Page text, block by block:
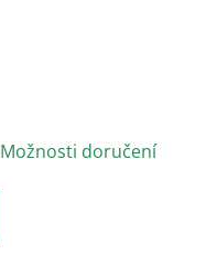
Možnosti doručení